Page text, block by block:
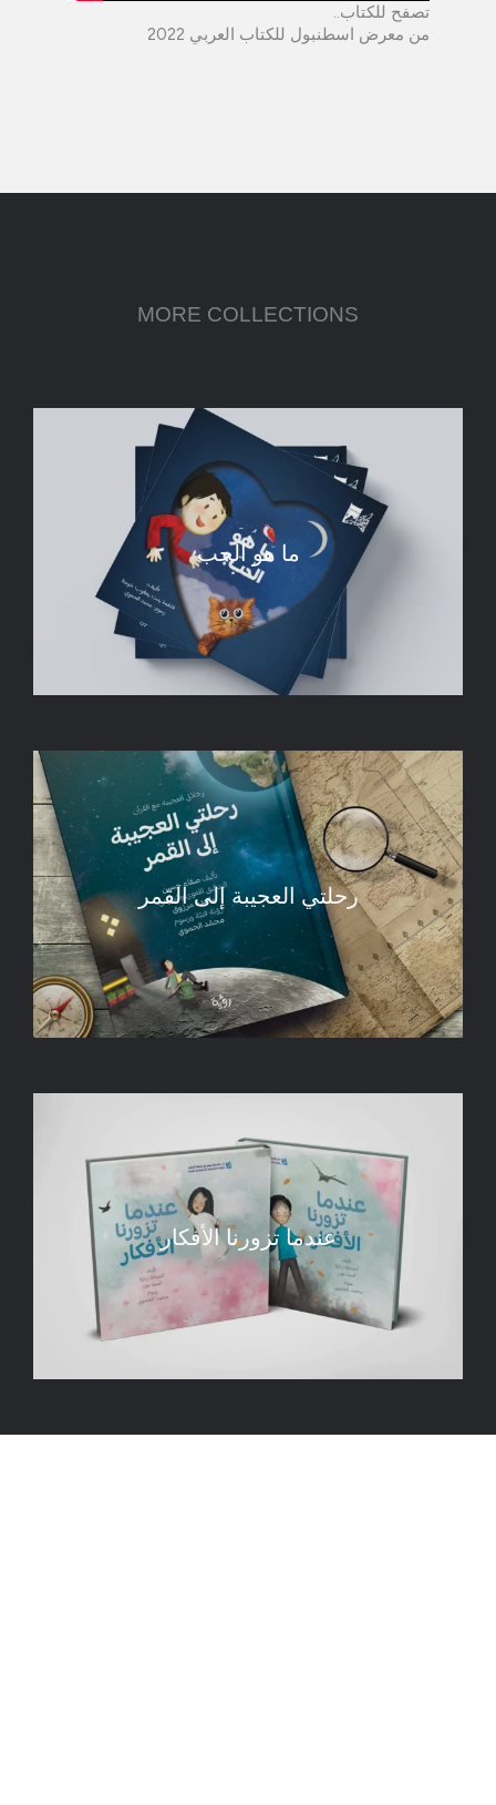
..تصفح للكتاب
من معرض اسطنبول للكتاب العربي 2022
MORE COLLECTIONS
ما هو الحب
رحلتي العجيبة إلى القمر
عندما تزورنا الأفكار